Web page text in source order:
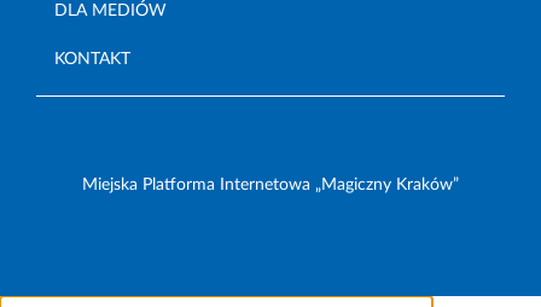
DLA MEDIÓW
KONTAKT
Miejska Platforma Internetowa „Magiczny Kraków”